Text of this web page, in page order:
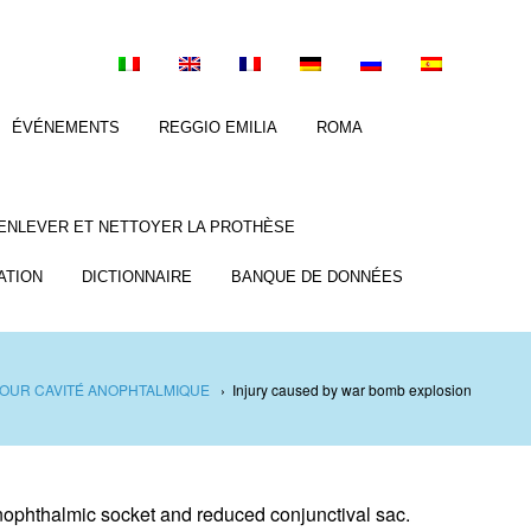
ÉVÉNEMENTS REGGIO EMILIA ROMA
ET NETTOYER LA PROTHÈSE
DICTIONNAIRE BANQUE DE DONNÉES
CAVITÉ ANOPHTALMIQUE › Injury caused by war bomb explosion
socket and reduced conjunctival sac.